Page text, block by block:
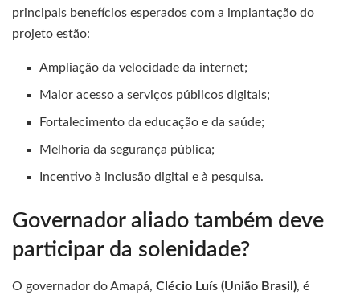
principais benefícios esperados com a implantação do
projeto estão:
Ampliação da velocidade da internet;
Maior acesso a serviços públicos digitais;
Fortalecimento da educação e da saúde;
Melhoria da segurança pública;
Incentivo à inclusão digital e à pesquisa.
Governador aliado também deve
participar da solenidade?
O governador do Amapá, Clécio Luís (União Brasil), é